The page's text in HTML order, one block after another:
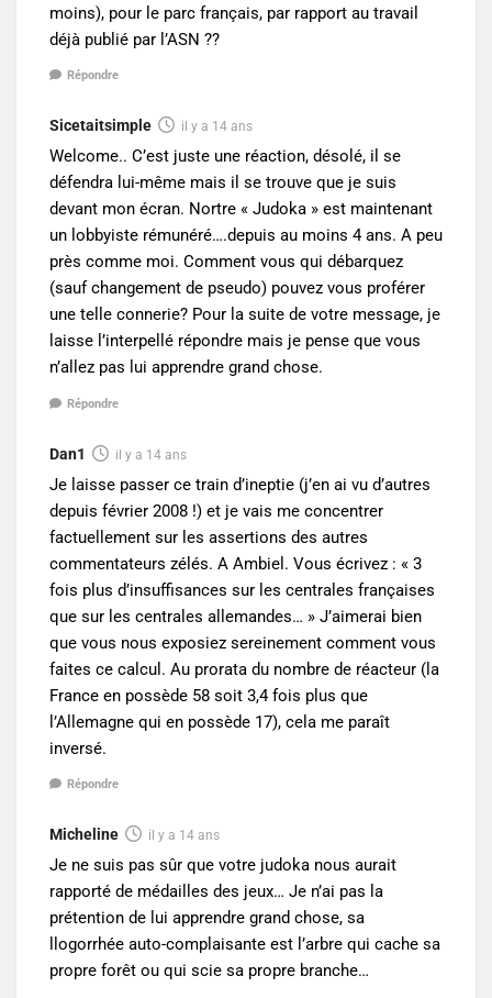
moins), pour le parc français, par rapport au travail
déjà publié par l’ASN ??
Répondre
Sicetaitsimple il y a 14 ans
Welcome.. C’est juste une réaction, désolé, il se
défendra lui-même mais il se trouve que je suis
devant mon écran. Nortre « Judoka » est maintenant
un lobbyiste rémunéré….depuis au moins 4 ans. A peu
près comme moi. Comment vous qui débarquez
(sauf changement de pseudo) pouvez vous proférer
une telle connerie? Pour la suite de votre message, je
laisse l’interpellé répondre mais je pense que vous
n’allez pas lui apprendre grand chose.
Répondre
Dan1 il y a 14 ans
Je laisse passer ce train d’ineptie (j’en ai vu d’autres
depuis février 2008 !) et je vais me concentrer
factuellement sur les assertions des autres
commentateurs zélés. A Ambiel. Vous écrivez : « 3
fois plus d’insuffisances sur les centrales françaises
que sur les centrales allemandes… » J’aimerai bien
que vous nous exposiez sereinement comment vous
faites ce calcul. Au prorata du nombre de réacteur (la
France en possède 58 soit 3,4 fois plus que
l’Allemagne qui en possède 17), cela me paraît
inversé.
Répondre
Micheline il y a 14 ans
Je ne suis pas sûr que votre judoka nous aurait
rapporté de médailles des jeux… Je n’ai pas la
prétention de lui apprendre grand chose, sa
llogorrhée auto-complaisante est l’arbre qui cache sa
propre forêt ou qui scie sa propre branche…